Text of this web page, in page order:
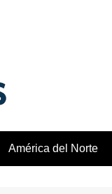
América del Norte